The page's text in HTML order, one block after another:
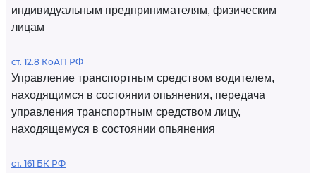
индивидуальным предпринимателям, физическим
лицам
ст. 12.8 КоАП РФ
Управление транспортным средством водителем,
находящимся в состоянии опьянения, передача
управления транспортным средством лицу,
находящемуся в состоянии опьянения
ст. 161 БК РФ